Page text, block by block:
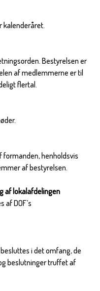
kalenderåret.
Bestyrelsen er
af medlemmerne er til
flertal.
formanden, henholdsvis
af bestyrelsen.
af lokalafdelingen
DOF’s
i det omfang, de
beslutninger truffet af